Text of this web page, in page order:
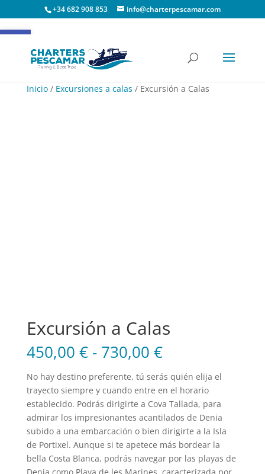
+34 682 908 853 info@charterpescamar.com
Inicio/ Excursiones a calas / Excursión a Calas
Excursión a Calas
450,00 €- 730,00 €
No hay destino preferente, tú serás quién elija el
trayecto siempre y cuando entre en el horario
establecido. Podrás dirigirte a Cova Tallada, para
admirar los impresionantes acantilados de Denia
subido a una embarcación o bien dirigirte a la Isla
de Portixel. Aunque si te apetece más bordear la
bella Costa Blanca, podrás navegar por las playas de
Abrir barra de herramientas